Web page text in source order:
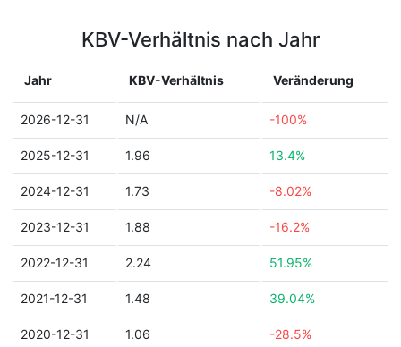
KBV-Verhältnis nach Jahr
Jahr KBV-Verhältnis Veränderung
2026-12-31 N/A -100%
2025-12-31 1.96 13.4%
2024-12-31 1.73 -8.02%
2023-12-31 1.88 -16.2%
2022-12-31 2.24 51.95%
2021-12-31 1.48 39.04%
2020-12-31 1.06 -28.5%